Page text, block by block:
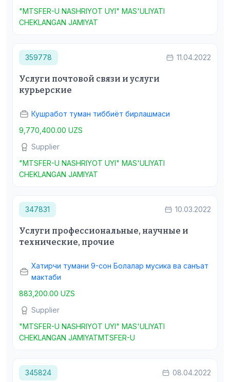
"MTSFER-U NASHRIYOT UYI" MAS'ULIYATI
CHEKLANGAN JAMIYAT
359778 11.04.2022
Услуги почтовой связи и услуги
курьерские
Кушработ туман тиббиёт бирлашмаси
9,770,400.00 UZS
Supplier
"MTSFER-U NASHRIYOT UYI" MAS'ULIYATI
CHEKLANGAN JAMIYAT
347831 10.03.2022
Услуги профессиональные, научные и
технические, прочие
Хатирчи тумани 9-сон Болалар мусика ва санъат
мактаби
883,200.00 UZS
Supplier
"MTSFER-U NASHRIYOT UYI" MAS'ULIYATI
CHEKLANGAN JAMIYATMTSFER-U
345824 08.04.2022